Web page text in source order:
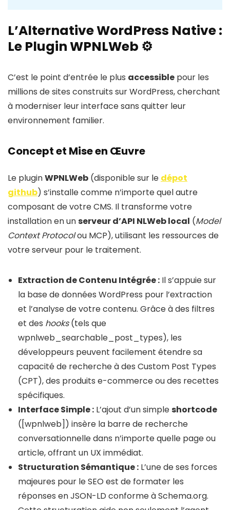
L’Alternative WordPress Native :
Le Plugin WPNLWeb ⚙️
C’est le point d’entrée le plus accessible pour les
millions de sites construits sur WordPress, cherchant
à moderniser leur interface sans quitter leur
environnement familier.
Concept et Mise en Œuvre
Le pluginWPNLWeb (disponible sur le dépot
github) s’installe comme n’importe quel autre
composant de votre CMS. Il transforme votre
installation en unserveur d’API NLWeb local (Model
Context Protocolou MCP), utilisant les ressources de
votre serveur pour le traitement.
Extraction de Contenu Intégrée : Il s’appuie sur
la base de données WordPress pour l’extraction
et l’analyse de votre contenu. Grâce à des filtres
et des hooks(tels que
wpnlweb_searchable_post_types), les
développeurs peuvent facilement étendre sa
capacité de recherche à des Custom Post Types
(CPT), des produits e-commerce ou des recettes
spécifiques.
Interface Simple : L’ajout d’un simpleshortcode
([wpnlweb] ) insère la barre de recherche
conversationnelle dans n’importe quelle page ou
article, offrant un UX immédiat.
Structuration Sémantique : L’une de ses forces
majeures pour le SEO est de formater les
réponses en JSON-LD conforme à Schema.org.